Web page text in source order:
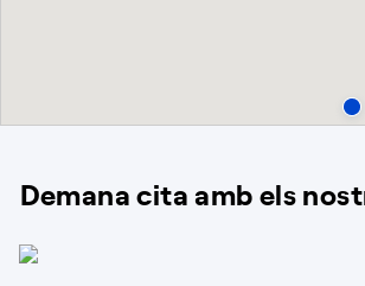
Demana cita amb els